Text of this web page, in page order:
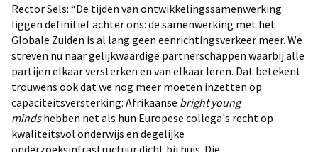
Rector Sels: “De tijden van ontwikkelingssamenwerking
liggen definitief achter ons: de samenwerking met het
Globale Zuiden is al lang geen eenrichtingsverkeer meer. We
streven nu naar gelijkwaardige partnerschappen waarbij alle
partijen elkaar versterken en van elkaar leren. Dat betekent
trouwens ook dat we nog meer moeten inzetten op
capaciteitsversterking: Afrikaanse bright young
mindshebben net als hun Europese collega's recht op
kwaliteitsvol onderwijs en degelijke
onderzoeksinfrastructuur dicht bij huis. Die